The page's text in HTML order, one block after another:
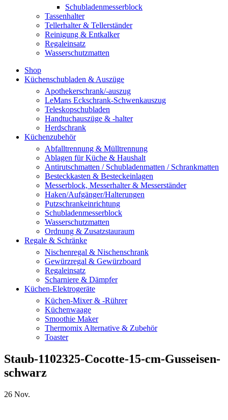
Schubladenmesserblock
Tassenhalter
Tellerhalter & Tellerständer
Reinigung & Entkalker
Regaleinsatz
Wasserschutzmatten
Shop
Küchenschubladen & Auszüge
Apothekerschrank/-auszug
LeMans Eckschrank-Schwenkauszug
Teleskopschubladen
Handtuchauszüge & -halter
Herdschrank
Küchenzubehör
Abfalltrennung & Mülltrennung
Ablagen für Küche & Haushalt
Antirutschmatten / Schubladenmatten / Schrankmatten
Besteckkasten & Besteckeinlagen
Messerblock, Messerhalter & Messerständer
Haken/Aufgänger/Halterungen
Putzschrankeinrichtung
Schubladenmesserblock
Wasserschutzmatten
Ordnung & Zusatzstauraum
Regale & Schränke
Nischenregal & Nischenschrank
Gewürzregal & Gewürzboard
Regaleinsatz
Scharniere & Dämpfer
Küchen-Elektrogeräte
Küchen-Mixer & -Rührer
Küchenwaage
Smoothie Maker
Thermomix Alternative & Zubehör
Toaster
Staub-1102325-Cocotte-15-cm-Gusseisen-
schwarz
26 Nov.